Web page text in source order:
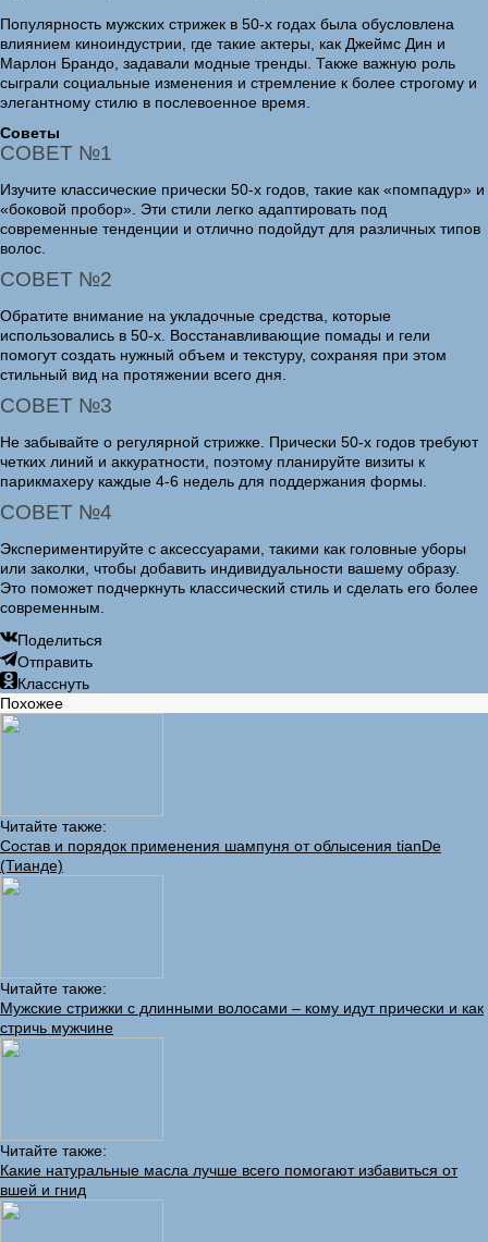
Популярность мужских стрижек в 50-х годах была обусловлена
влиянием киноиндустрии, где такие актеры, как Джеймс Дин и
Марлон Брандо, задавали модные тренды. Также важную роль
сыграли социальные изменения и стремление к более строгому и
элегантному стилю в послевоенное время.
Советы
СОВЕТ №1
Изучите классические прически 50-х годов, такие как «помпадур» и
«боковой пробор». Эти стили легко адаптировать под
современные тенденции и отлично подойдут для различных типов
волос.
СОВЕТ №2
Обратите внимание на укладочные средства, которые
использовались в 50-х. Восстанавливающие помады и гели
помогут создать нужный объем и текстуру, сохраняя при этом
стильный вид на протяжении всего дня.
СОВЕТ №3
Не забывайте о регулярной стрижке. Прически 50-х годов требуют
четких линий и аккуратности, поэтому планируйте визиты к
парикмахеру каждые 4-6 недель для поддержания формы.
СОВЕТ №4
Экспериментируйте с аксессуарами, такими как головные уборы
или заколки, чтобы добавить индивидуальности вашему образу.
Это поможет подчеркнуть классический стиль и сделать его более
современным.
Поделиться
Отправить
Класснуть
Похожее
Читайте также:
Состав и порядок применения шампуня от облысения tianDe
(Тианде)
Читайте также:
Мужские стрижки с длинными волосами – кому идут прически и как
стричь мужчине
Читайте также:
Какие натуральные масла лучше всего помогают избавиться от
вшей и гнид